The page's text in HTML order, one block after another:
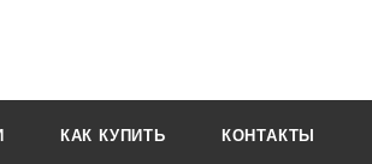
КАК КУПИТЬ КОНТАКТЫ